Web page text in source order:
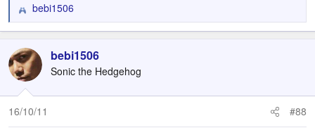
R
e
c
t
i
o
n
bebi1506
bebi1506
Sonic the Hedgehog
16/10/11 #88